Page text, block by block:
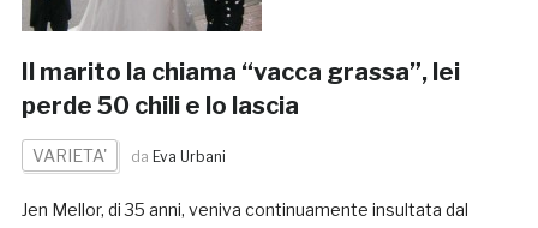
Il marito la chiama “vacca grassa”, lei
perde 50 chili e lo lascia
VARIETA' da Eva Urbani
Jen Mellor, di 35 anni, veniva continuamente insultata dal